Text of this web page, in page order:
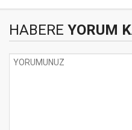
HABERE YORUM